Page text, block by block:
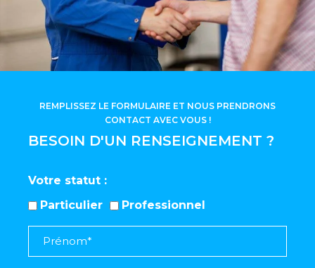
BESOIN D'UN RENSEIGNEMENT ?
REMPLISSEZ LE FORMULAIRE ET NOUS PRENDRONS
CONTACT AVEC VOUS !
Votre statut
Particulier
Professionnel